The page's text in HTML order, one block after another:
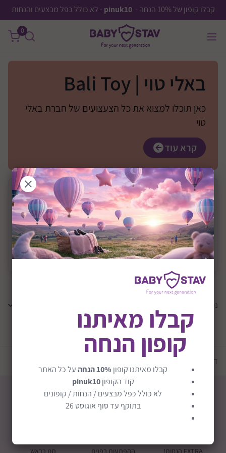
קבלו קופון של 10% הנחה - pinuk10 - לא כולל כפל מבצעים והנחות
0
באלי טוי | Bali Toy
כאן תוכלו למצוא את כל הצעצועים של חברת באלי
טוי
קרא עוד
בחריצרן
מחיר 0 ₪
—
0 ₪
משלוח
משלוח חינם
נמצאו
טען עוד מוצרים
דף הבית
EXTRA הנחות! ההפתעות בפנים תנו בראש
קבלו מאיתנו
קופון הנחה
קבלו מאיתנו קופון 10% הנחה
על כל האתר
קוד הקופוןpinuk10
לא כולל כפל מבצעים / הנחות / קופונים
בתוקף עד סוף אוגוסט 26